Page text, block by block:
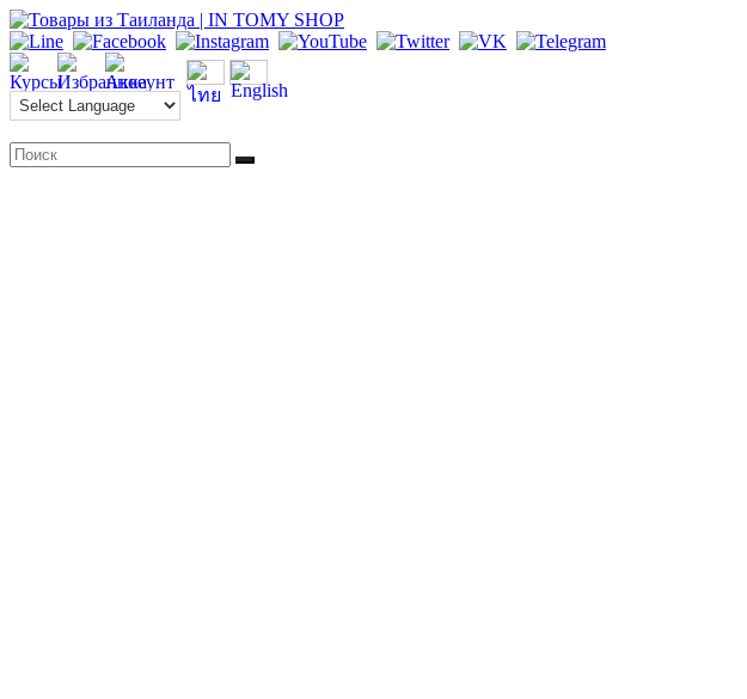
Перейти
к
содержимому